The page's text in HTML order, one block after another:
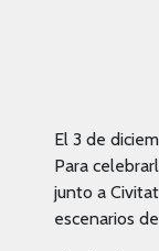
El 3 de
Para
junto a
escenarios